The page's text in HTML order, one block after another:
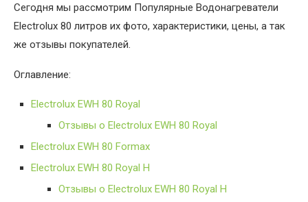
Сегодня мы рассмотрим Популярные Водонагреватели
Electrolux 80 литров их фото, характеристики, цены, а так
же отзывы покупателей.
Оглавление:
Electrolux EWH 80 Royal
Отзывы о Electrolux EWH 80 Royal
Electrolux EWH 80 Formax
Electrolux EWH 80 Royal H
Отзывы о Electrolux EWH 80 Royal H